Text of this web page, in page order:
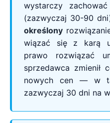
wystarczy
(zazwyczaj 30-90
określony
wiązać się z karą
prawo rozwiązać
sprzedawca zmienił
nowych cen — w
zazwyczaj 30 dni na